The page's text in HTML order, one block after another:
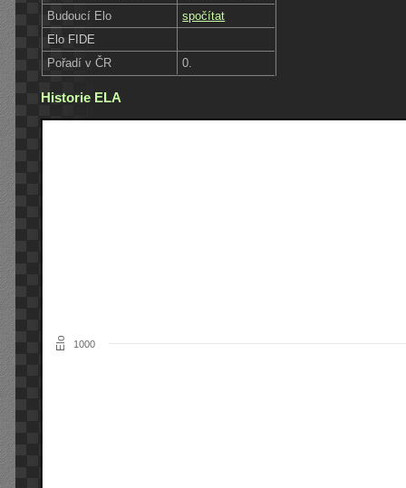
Budoucí Elo
spočítat
Elo FIDE
Pořadí v ČR
0.
Historie ELA
Elo 1000